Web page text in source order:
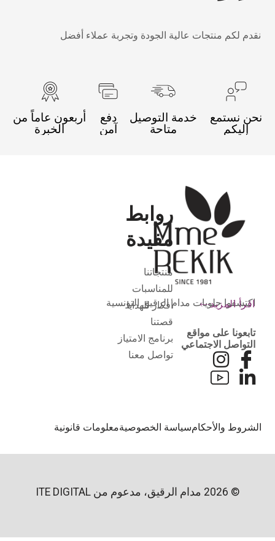
لكم منتجات عالية الجودة وتجربة عملاء أفضل
نستمع
إليكم
خدمة التوصيل
متاحة
دفع
آمن
أربعون عاماً من
الخبرة
اكتشفوا حلويات مدام الرقيق التونسية
اقرأ المزيد
تابعونا على مواقع
التواصل الاجتماعي
روابط
مفيدة
منتجاتنا
للمناسبات
أفكار للهدايا
قصتنا
برنامج الامتياز
تواصل معنا
والأحكامسياسة الخصوصيةمعلومات قانونية
ITE DIGITAL